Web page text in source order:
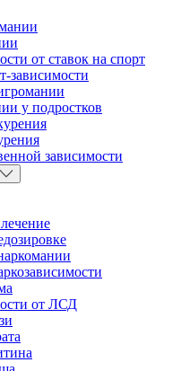
от ставок на спорт
зависимости
у подростков
зависимости
от ЛСД